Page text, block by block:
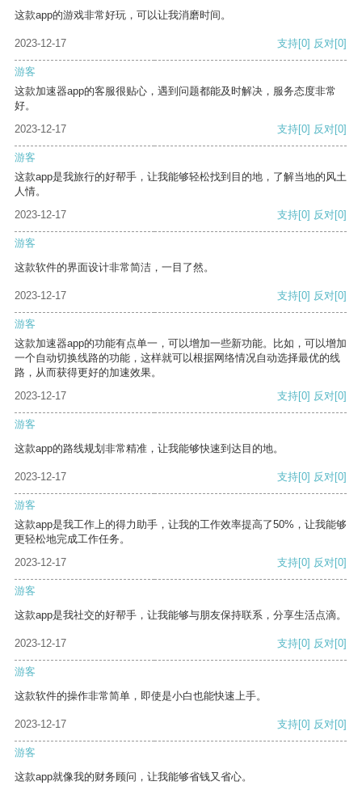
这款app的游戏非常好玩，可以让我消磨时间。
2023-12-17 支持[0] 反对[0]
游客
这款加速器app的客服很贴心，遇到问题都能及时解决，服务态度非常
好。
2023-12-17
支持[0] 反对[0]
游客
这款app是我旅行的好帮手，让我能够轻松找到目的地，了解当地的风土
人情。
2023-12-17
支持[0] 反对[0]
游客
这款软件的界面设计非常简洁，一目了然。
2023-12-17 支持[0] 反对[0]
游客
这款加速器app的功能有点单一，可以增加一些新功能。比如，可以增加
一个自动切换线路的功能，这样就可以根据网络情况自动选择最优的线
路，从而获得更好的加速效果。
2023-12-17
支持[0] 反对[0]
游客
这款app的路线规划非常精准，让我能够快速到达目的地。
2023-12-17 支持[0] 反对[0]
游客
这款app是我工作上的得力助手，让我的工作效率提高了50%，让我能够
更轻松地完成工作任务。
2023-12-17
支持[0] 反对[0]
游客
这款app是我社交的好帮手，让我能够与朋友保持联系，分享生活点滴。
2023-12-17 支持[0] 反对[0]
游客
这款软件的操作非常简单，即使是小白也能快速上手。
2023-12-17 支持[0] 反对[0]
游客
这款app就像我的财务顾问，让我能够省钱又省心。